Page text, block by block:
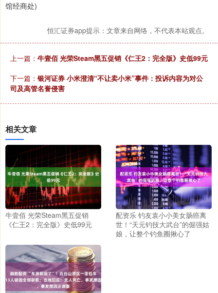
馆经商处)
恒汇证券app提示：文章来自网络，不代表本站观点。
上一篇： 牛壹佰 光荣Steam黑五促销《仁王2：完全版》史低99元
下一篇： 银河证券 小米澄清“不让卖小米”事件：投诉内容为对公
司及高管名誉侵害
相关文章
牛壹佰 光荣Steam黑五促销
《仁王2：完全版》史低99元
配资乐 钓友袁小小美女肠癌离
世！“天元钓技大武台”的倔强姑
娘，让整个钓鱼圈揪心了